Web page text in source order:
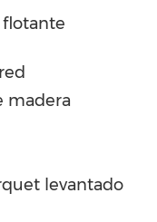
madera
levantado